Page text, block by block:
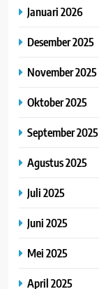
Januari 2026
Desember 2025
November 2025
Oktober 2025
September 2025
Agustus 2025
Juli 2025
Juni 2025
Mei 2025
April 2025